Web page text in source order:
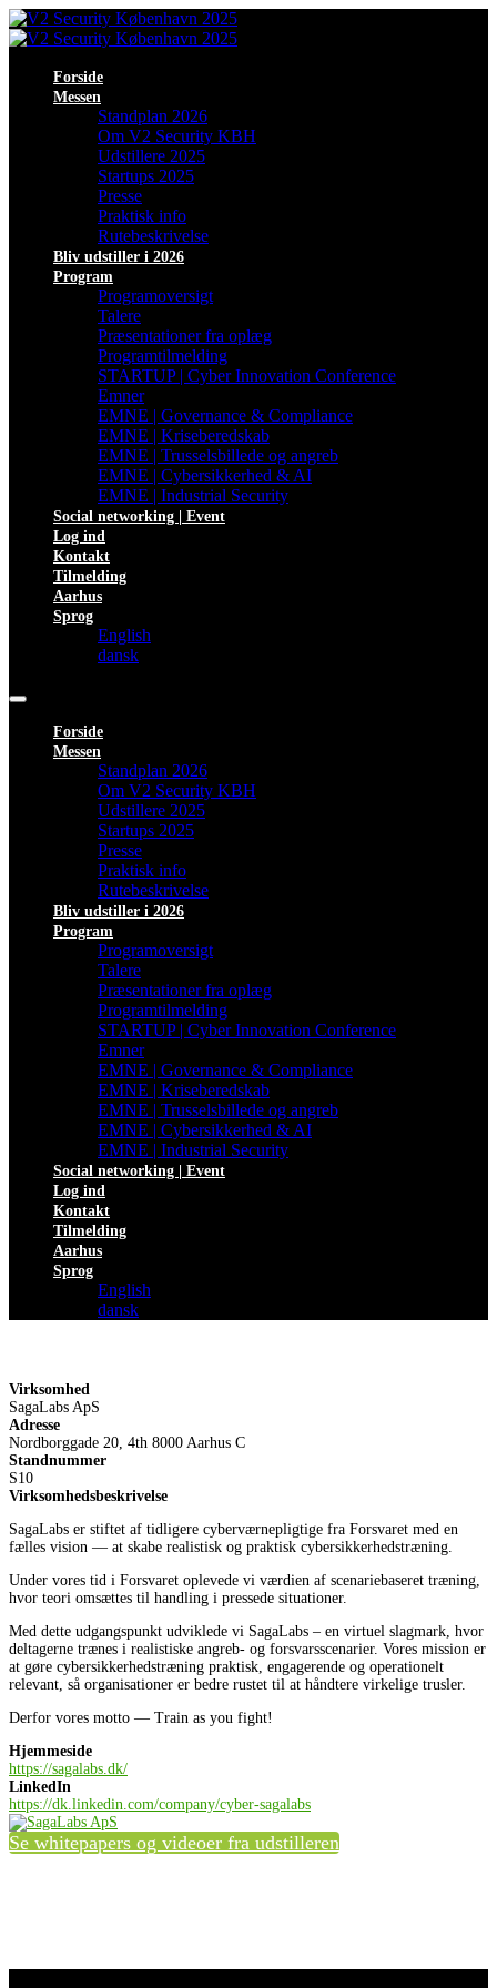
Forside
Messen
Standplan 2026
Om V2 Security KBH
Udstillere 2025
Startups 2025
Presse
Praktisk info
Rutebeskrivelse
Bliv udstiller i 2026
Program
Programoversigt
Talere
Præsentationer fra oplæg
Programtilmelding
STARTUP | Cyber Innovation Conference
Emner
EMNE | Governance & Compliance
EMNE | Kriseberedskab
EMNE | Trusselsbillede og angreb
EMNE | Cybersikkerhed & AI
EMNE | Industrial Security
Social networking | Event
Log ind
Kontakt
Tilmelding
Aarhus
Sprog
English
dansk
Forside
Messen
Standplan 2026
Om V2 Security KBH
Udstillere 2025
Startups 2025
Presse
Praktisk info
Rutebeskrivelse
Bliv udstiller i 2026
Program
Programoversigt
Talere
Præsentationer fra oplæg
Programtilmelding
STARTUP | Cyber Innovation Conference
Emner
EMNE | Governance & Compliance
EMNE | Kriseberedskab
EMNE | Trusselsbillede og angreb
EMNE | Cybersikkerhed & AI
EMNE | Industrial Security
Social networking | Event
Log ind
Kontakt
Tilmelding
Aarhus
Sprog
English
dansk
Virksomhed
SagaLabs ApS
Adresse
Nordborggade 20, 4th 8000 Aarhus C
Standnummer
S10
Virksomhedsbeskrivelse
SagaLabs er stiftet af tidligere cyberværnepligtige fra Forsvaret med en
fælles vision — at skabe realistisk og praktisk cybersikkerhedstræning.
Under vores tid i Forsvaret oplevede vi værdien af scenariebaseret træning,
hvor teori omsættes til handling i pressede situationer.
Med dette udgangspunkt udviklede vi SagaLabs – en virtuel slagmark, hvor
deltagerne trænes i realistiske angreb- og forsvarsscenarier. Vores mission er
at gøre cybersikkerhedstræning praktisk, engagerende og operationelt
relevant, så organisationer er bedre rustet til at håndtere virkelige trusler.
Derfor vores motto — Train as you fight!
Hjemmeside
https://sagalabs.dk/
LinkedIn
https://dk.linkedin.com/company/cyber-sagalabs
Se whitepapers og videoer fra udstilleren